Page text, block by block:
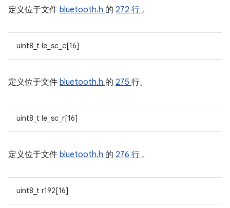
定义位于文件 bluetooth.h 的 272 行 。
uint8_t le_sc_c[16]
定义位于文件 bluetooth.h 的 275 行。
uint8_t le_sc_r[16]
定义位于文件 bluetooth.h 的 276 行 。
uint8_t r192[16]